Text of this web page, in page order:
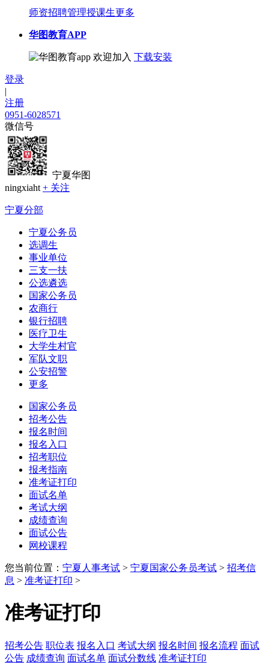
师资招聘管理授课生更多
华图教育APP
欢迎加入 下载安装
登录
|
注册
0951-6028571
微信号
宁夏华图
ningxiaht + 关注
宁夏分部
宁夏公务员
选调生
事业单位
三支一扶
公选遴选
国家公务员
农商行
银行招聘
医疗卫生
大学生村官
军队文职
公安招警
更多
国家公务员
招考公告
报名时间
报名入口
招考职位
报考指南
准考证打印
面试名单
考试大纲
成绩查询
面试公告
网校课程
您当前位置： 宁夏人事考试 > 宁夏国家公务员考试 > 招考信
息 > 准考证打印 >
准考证打印
招考公告 职位表 报名入口 考试大纲 报名时间 报名流程 面试
公告 成绩查询 面试名单 面试分数线 准考证打印